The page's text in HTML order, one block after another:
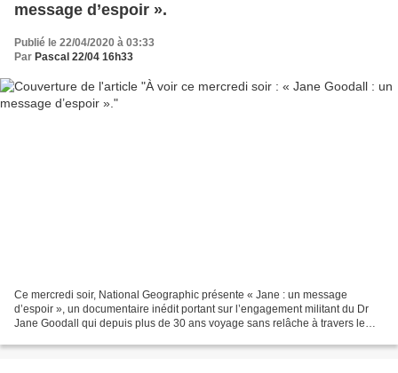
message d’espoir ».
Publié le 22/04/2020 à 03:33
Par Pascal 22/04 16h33
Ce mercredi soir, National Geographic présente « Jane : un message
d’espoir », un documentaire inédit portant sur l’engagement militant du Dr
Jane Goodall qui depuis plus de 30 ans voyage sans relâche à travers le